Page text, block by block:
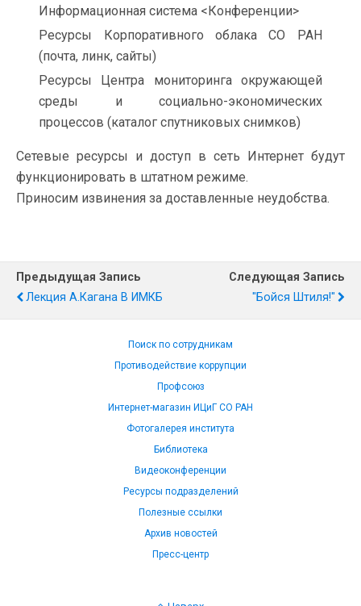
Информационная система <Конференции>
Ресурсы Корпоративного облака СО РАН
(почта, линк, сайты)
Ресурсы Центра мониторинга окружающей
среды и социально-экономических
процессов (каталог спутниковых снимков)
Сетевые ресурсы и доступ в сеть Интернет будут
функционировать в штатном режиме.
Приносим извинения за доставленные неудобства.
Предыдущая Запись
Лекция А.Кагана В ИМКБ
Следующая Запись
"Бойся Штиля!"
Поиск по сотрудникам
Противодействие коррупции
Профсоюз
Интернет-магазин ИЦиГ СО РАН
Фотогалерея института
Библиотека
Видеоконференции
Ресурсы подразделений
Полезные ссылки
Архив новостей
Пресс-центр